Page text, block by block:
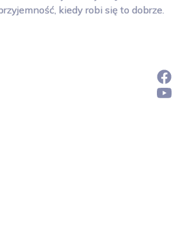
kiedy robi się to dobrze.